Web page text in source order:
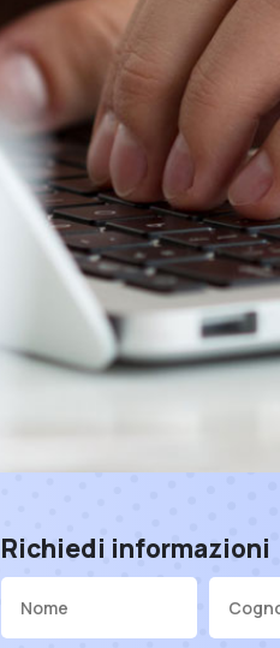
Richiedi informazioni